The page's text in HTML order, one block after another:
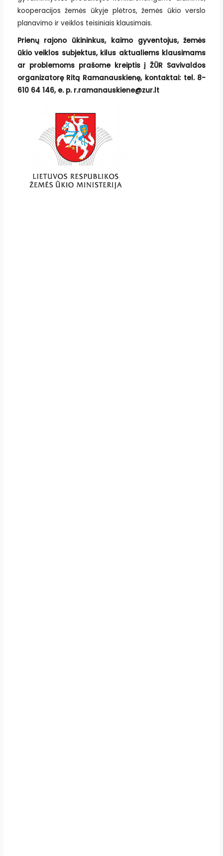
kooperacijos žemės ūkyje plėtros, žemės ūkio verslo
planavimo ir veiklos teisiniais klausimais.
Prienų rajono ūkininkus, kaimo gyventojus, žemės
ūkio veiklos subjektus, kilus aktualiems klausimams
ar problemoms prašome kreiptis į ŽŪR Savivaldos
organizatorę Ritą Ramanauskienę, kontaktai: tel. 8-
610 64 146, e. p. r.ramanauskiene@zur.lt